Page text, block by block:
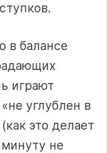
в балансе
играют
углублен в
это делает
не